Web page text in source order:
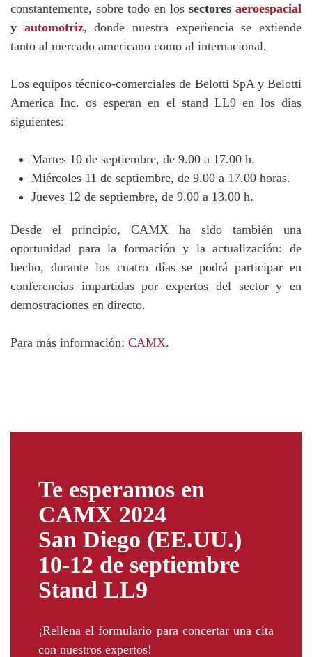
constantemente, sobre todo en los sectores aeroespacial
y automotriz, donde nuestra experiencia se extiende
tanto al mercado americano como al internacional.
Los equipos técnico-comerciales de Belotti SpA y Belotti
America Inc. os esperan en el stand LL9 en los días
siguientes:
Martes 10 de septiembre, de 9.00 a 17.00 h.
Miércoles 11 de septiembre, de 9.00 a 17.00 horas.
Jueves 12 de septiembre, de 9.00 a 13.00 h.
Desde el principio, CAMX ha sido también una
oportunidad para la formación y la actualización: de
hecho, durante los cuatro días se podrá participar en
conferencias impartidas por expertos del sector y en
demostraciones en directo.
Para más información: CAMX.
Te esperamos en
CAMX 2024
San Diego (EE.UU.)
10-12 de septiembre
Stand LL9
¡Rellena el formulario para concertar una cita
con nuestros expertos!